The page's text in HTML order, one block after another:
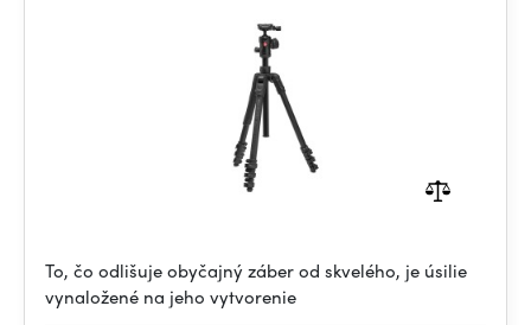
To, čo odlišuje obyčajný záber od skvelého, je úsilie
vynaložené na jeho vytvorenie